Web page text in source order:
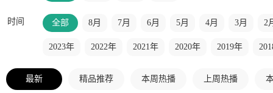
时间 全部 8月 7月 6月 5月 4月 3月 2
2023年 2022年 2021年 2020年 2019年
最新 精品推荐 本周热播 上周热播